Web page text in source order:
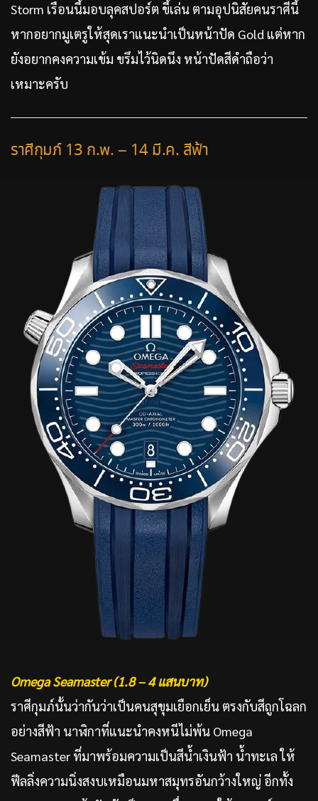
Storm เรือนนี้มอบลุคสปอร์ต ขี้เล่น ตามอุปนิสัยคนราศีนี้
หากอยากมูเตรูให้สุดเราแนะนำเป็นหน้าปัด Gold แต่หาก
ยังอยากคงความเข้ม ขรึมไว้นิดนึง หน้าปัดสีดำถือว่า
เหมาะครับ
ราศีกุมภ์ 13 ก.พ. – 14 มี.ค. สีฟ้า
Omega Seamaster (1.8 – 4 แสนบาท)
ราศีกุมภ์นั้นว่ากันว่าเป็นคนสุขุมเยือกเย็น ตรงกับสีถูกโฉลก
อย่างสีฟ้า นาฬิกาที่แนะนำคงหนีไม่พ้น Omega
Seamaster ที่มาพร้อมความเป็นสีน้ำเงินฟ้า น้ำทะเล ให้
ฟีลลิ่งความนิ่งสงบเหมือนมหาสมุทรอันกว้างใหญ่ อีกทั้ง